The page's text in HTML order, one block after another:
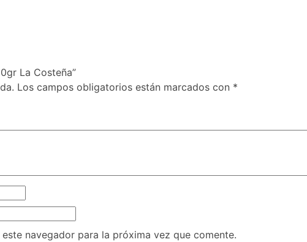
La Costeña”
Los campos obligatorios están marcados con *
navegador para la próxima vez que comente.